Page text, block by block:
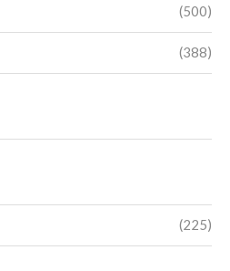
(500)
(388)
(225)